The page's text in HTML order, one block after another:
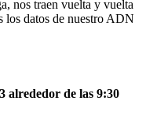
nos traen vuelta y vuelta
los datos de nuestro ADN
alrededor de las 9:30